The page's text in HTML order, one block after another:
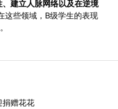
捐赠花花
建立人脉网络以及在逆境
这些领域，B级学生的表现